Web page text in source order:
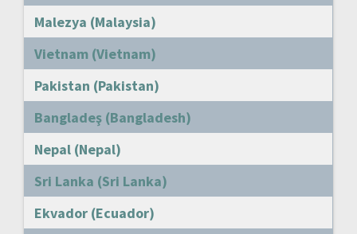
Malezya (Malaysia)
Vietnam (Vietnam)
Pakistan (Pakistan)
Bangladeş (Bangladesh)
Nepal (Nepal)
Sri Lanka (Sri Lanka)
Ekvador (Ecuador)